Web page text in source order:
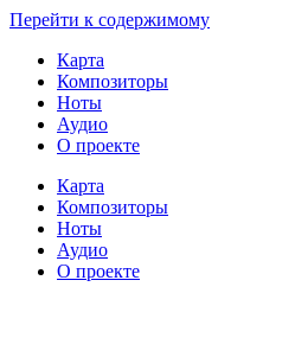
Перейти к содержимому
Карта
Композиторы
Ноты
Аудио
О проекте
Карта
Композиторы
Ноты
Аудио
О проекте